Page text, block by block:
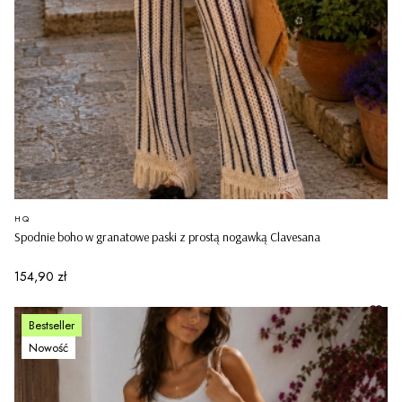
Spodnie boho w granatowe paski z prostą nogawką Clavesana
PRODUCENT
HQ
Cena
154,90 zł
Bestseller
Nowość